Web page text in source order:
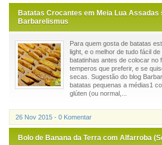
Batatas Crocantes em Meia Lua Assadas
Barbarelismus
Para quem gosta de batatas
light, e o melhor de tudo fácil
batatinhas antes de colocar
temperos que preferir, e se
secas. Sugestão do blog
batatas pequenas a médias1
glúten (ou normal,...
26 Nov 2015 - 0 Komentar
Bolo de Banana da Terra com Alfarroba